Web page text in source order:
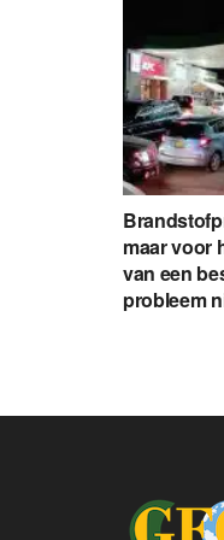
maar voor
van een
probleem